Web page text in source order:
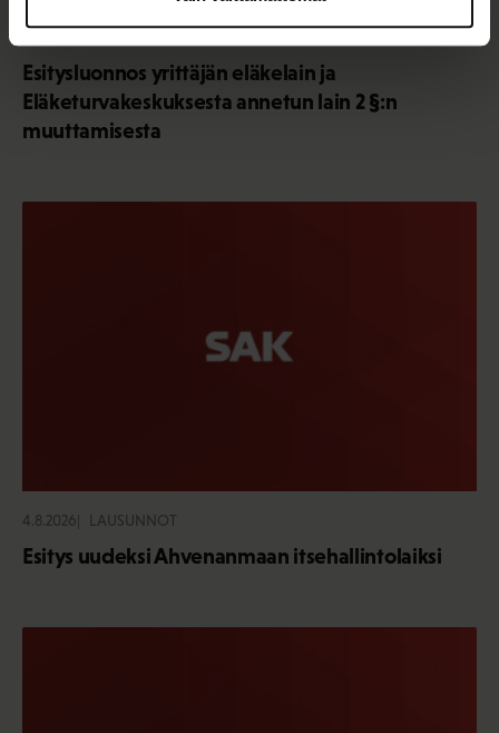
Esitysluonnos yrittäjän eläkelain ja
Eläketurvakeskuksesta annetun lain 2 §:n
muuttamisesta
4.8.2026 LAUSUNNOT
Esitys uudeksi Ahvenanmaan itsehallintolaiksi